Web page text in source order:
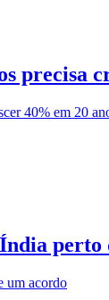
precisa
40% em 20
perto
um acordo